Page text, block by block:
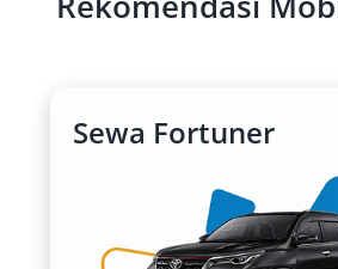
Sewa Fortuner